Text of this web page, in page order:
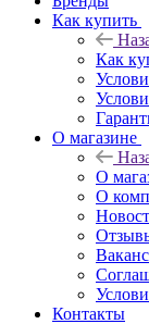
Как купить
Как
О магазине
О
О
Контакты